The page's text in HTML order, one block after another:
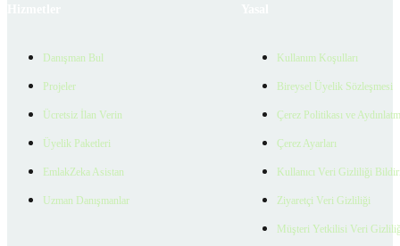
Danışman Bul
Projeler
Ücretsiz İlan Verin
Üyelik Paketleri
EmlakZeka Asistan
Uzman Danışmanlar
Kullanım Koşulları
Bireysel Üyelik Sözleşmesi
Çerez Politikası ve
Çerez Ayarları
Kullanıcı Veri Gizliliği
Ziyaretçi Veri Gizliliği
Müşteri Yetkilisi Veri